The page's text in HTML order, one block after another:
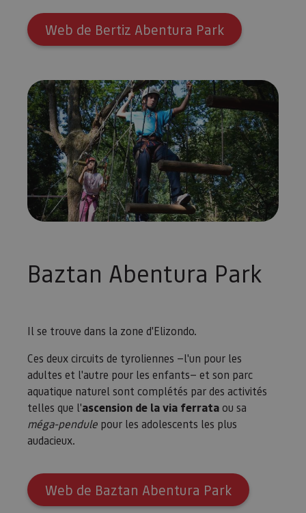
Web de Bertiz Abentura Park
Baztan Abentura Park
Il se trouve dans la zone d'Elizondo.
Ces deux circuits de tyroliennes —l'un pour les
adultes et l'autre pour les enfants— et son parc
aquatique naturel sont complétés par des activités
telles que l'ascension de la via ferrataou sa
méga-pendule pour les adolescents les plus
audacieux.
Web de Baztan Abentura Park